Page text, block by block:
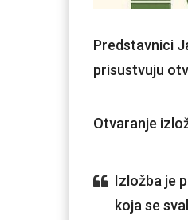
Predstavnici
prisustvuju
Otvaranje
Izložba je
koja se